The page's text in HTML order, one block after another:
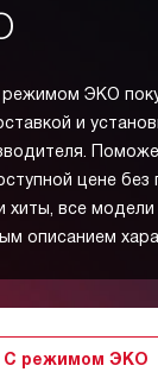
ЭКО
и
цене
хиты, все модели
описанием
С режимом ЭКО